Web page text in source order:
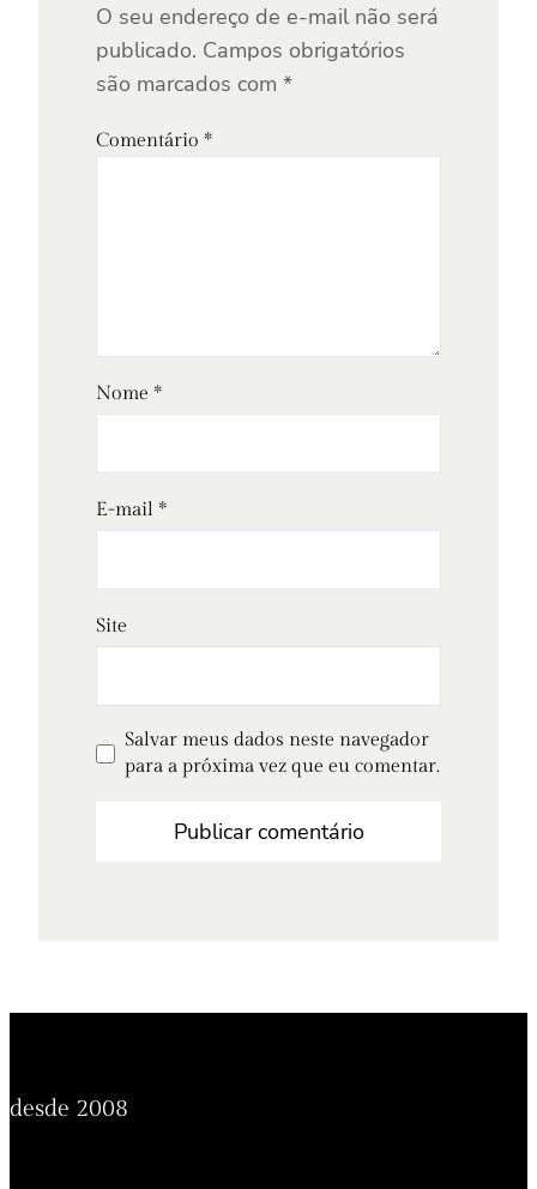
O seu endereço de e-mail não será
publicado. Campos obrigatórios
são marcados com *
Comentário *
Nome *
E-mail *
Site
Salvar meus dados neste navegador
para a próxima vez que eu comentar.
desde 2008